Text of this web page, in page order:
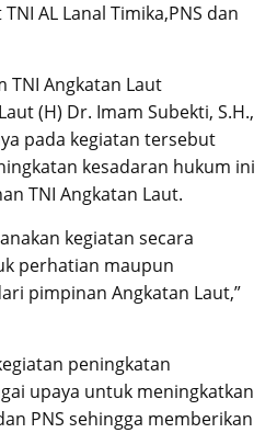
AL Lanal Timika,PNS dan
TNI Angkatan Laut
(H) Dr. Imam Subekti, S.H.,
pada kegiatan tersebut
kesadaran hukum ini
TNI Angkatan Laut.
kegiatan secara
perhatian maupun
pimpinan Angkatan Laut,”
peningkatan
upaya untuk meningkatkan
PNS sehingga memberikan